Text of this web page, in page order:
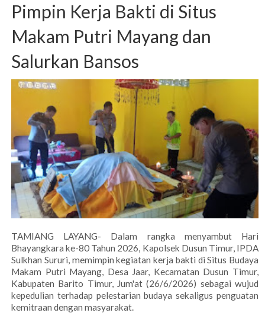
Pimpin Kerja Bakti di Situs
Makam Putri Mayang dan
Salurkan Bansos
TAMIANG LAYANG- Dalam rangka menyambut Hari
Bhayangkara ke-80 Tahun 2026, Kapolsek Dusun Timur, IPDA
Sulkhan Sururi, memimpin kegiatan kerja bakti di Situs Budaya
Makam Putri Mayang, Desa Jaar, Kecamatan Dusun Timur,
Kabupaten Barito Timur, Jum'at (26/6/2026) sebagai wujud
kepedulian terhadap pelestarian budaya sekaligus penguatan
kemitraan dengan masyarakat.